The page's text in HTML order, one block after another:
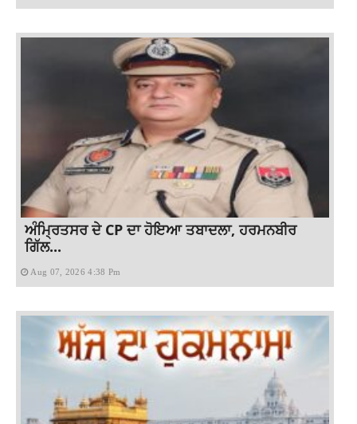
ਅੰਮ੍ਰਿਤਸਰ ਦੇ CP ਦਾ ਹੋਇਆ ਤਬਾਦਲਾ, ਹਰਮਨਬੀਰ
ਗਿੱਲ...
Aug 07, 2026 4:38 Pm